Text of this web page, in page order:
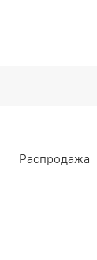
Распродажа